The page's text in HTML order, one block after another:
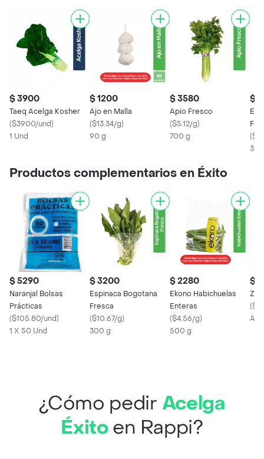
$ 3900
Taeq Acelga Kosher
($3900/und)
1 Und
$ 1200
Ajo en Malla
($13.34/g)
90 g
$ 3580
Apio Fresco
($5.12/g)
700 g
$
(
Productos complementarios en Éxito
$ 5290
Naranjal Bolsas
Prácticas
($105.80/und)
1 X 50 Und
$ 3200
Espinaca Bogotana
Fresca
($10.67/g)
300 g
$ 2280
Ekono Habichuelas
Enteras
($4.56/g)
500 g
$
(
¿Cómo pedir Acelga
Éxitoen Rappi?